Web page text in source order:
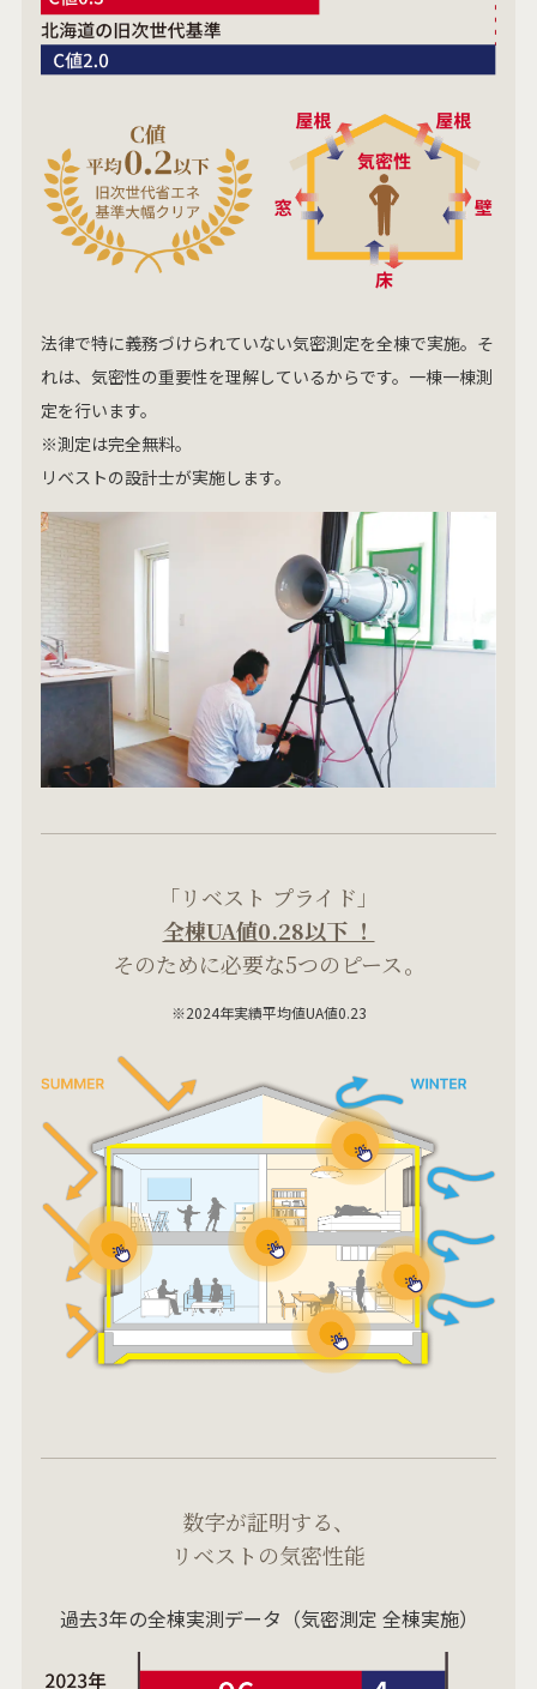
法律で特に義務づけられていない気密測定を全棟で実施。そ
れは、気密性の重要性を理解しているからです。一棟一棟測
定を行います。
※測定は完全無料。
リベストの設計士が実施します。
「リベスト プライド」
全棟UA値0.28以下 ！
そのために必要な5つのピース。
※2024年実績平均値UA値0.23
数字が証明する、
リベストの気密性能
過去3年の全棟実測データ（気密測定 全棟実施）